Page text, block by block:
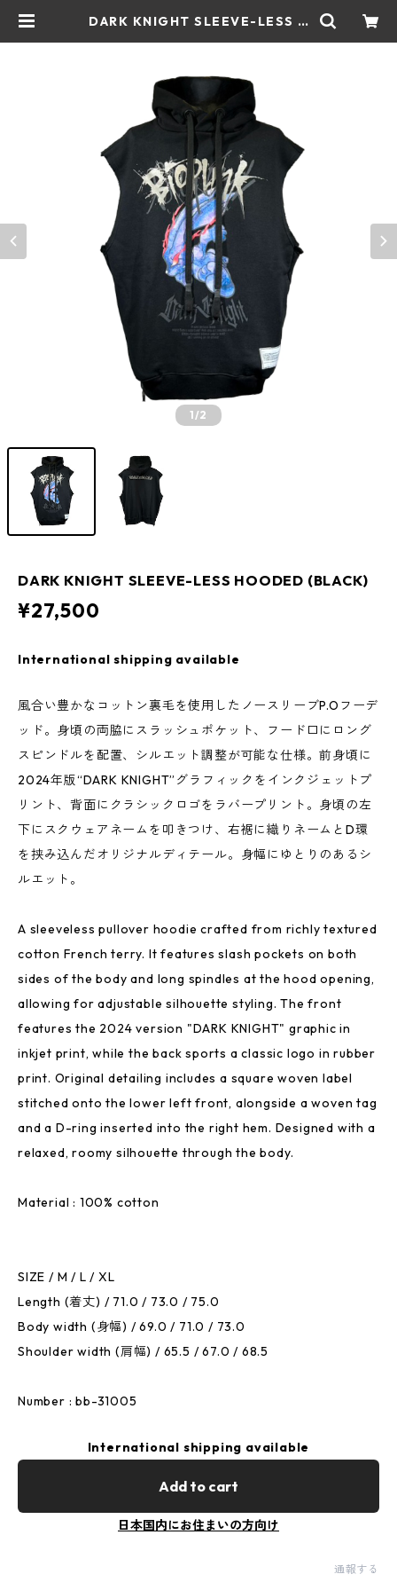
DARK KNIGHT SLEEVE-LESS H
1/2
DARK KNIGHT SLEEVE-LESS HOODED (BLACK)
¥27,500
International shipping available
風合い豊かなコットン裏毛を使用したノースリーブP.Oフーデ
ッド。身頃の両脇にスラッシュポケット、フード口にロング
スピンドルを配置、シルエット調整が可能な仕様。前身頃に
2024年版“DARK KNIGHT”グラフィックをインクジェットプ
リント、背面にクラシックロゴをラバープリント。身頃の左
下にスクウェアネームを叩きつけ、右裾に織りネームとD環
を挟み込んだオリジナルディテール。身幅にゆとりのあるシ
ルエット。
A sleeveless pullover hoodie crafted from richly textured
cotton French terry. It features slash pockets on both
sides of the body and long spindles at the hood opening,
allowing for adjustable silhouette styling. The front
features the 2024 version "DARK KNIGHT" graphic in
inkjet print, while the back sports a classic logo in rubber
print. Original detailing includes a square woven label
stitched onto the lower left front, alongside a woven tag
and a D-ring inserted into the right hem. Designed with a
relaxed, roomy silhouette through the body.
Material : 100% cotton
SIZE / M / L / XL
Length (着丈) / 71.0 / 73.0 / 75.0
Body width (身幅) / 69.0 / 71.0 / 73.0
Shoulder width (肩幅) / 65.5 / 67.0 / 68.5
Number : bb-31005
International shipping available
Add to cart
日本国内にお住まいの方向け
通報する